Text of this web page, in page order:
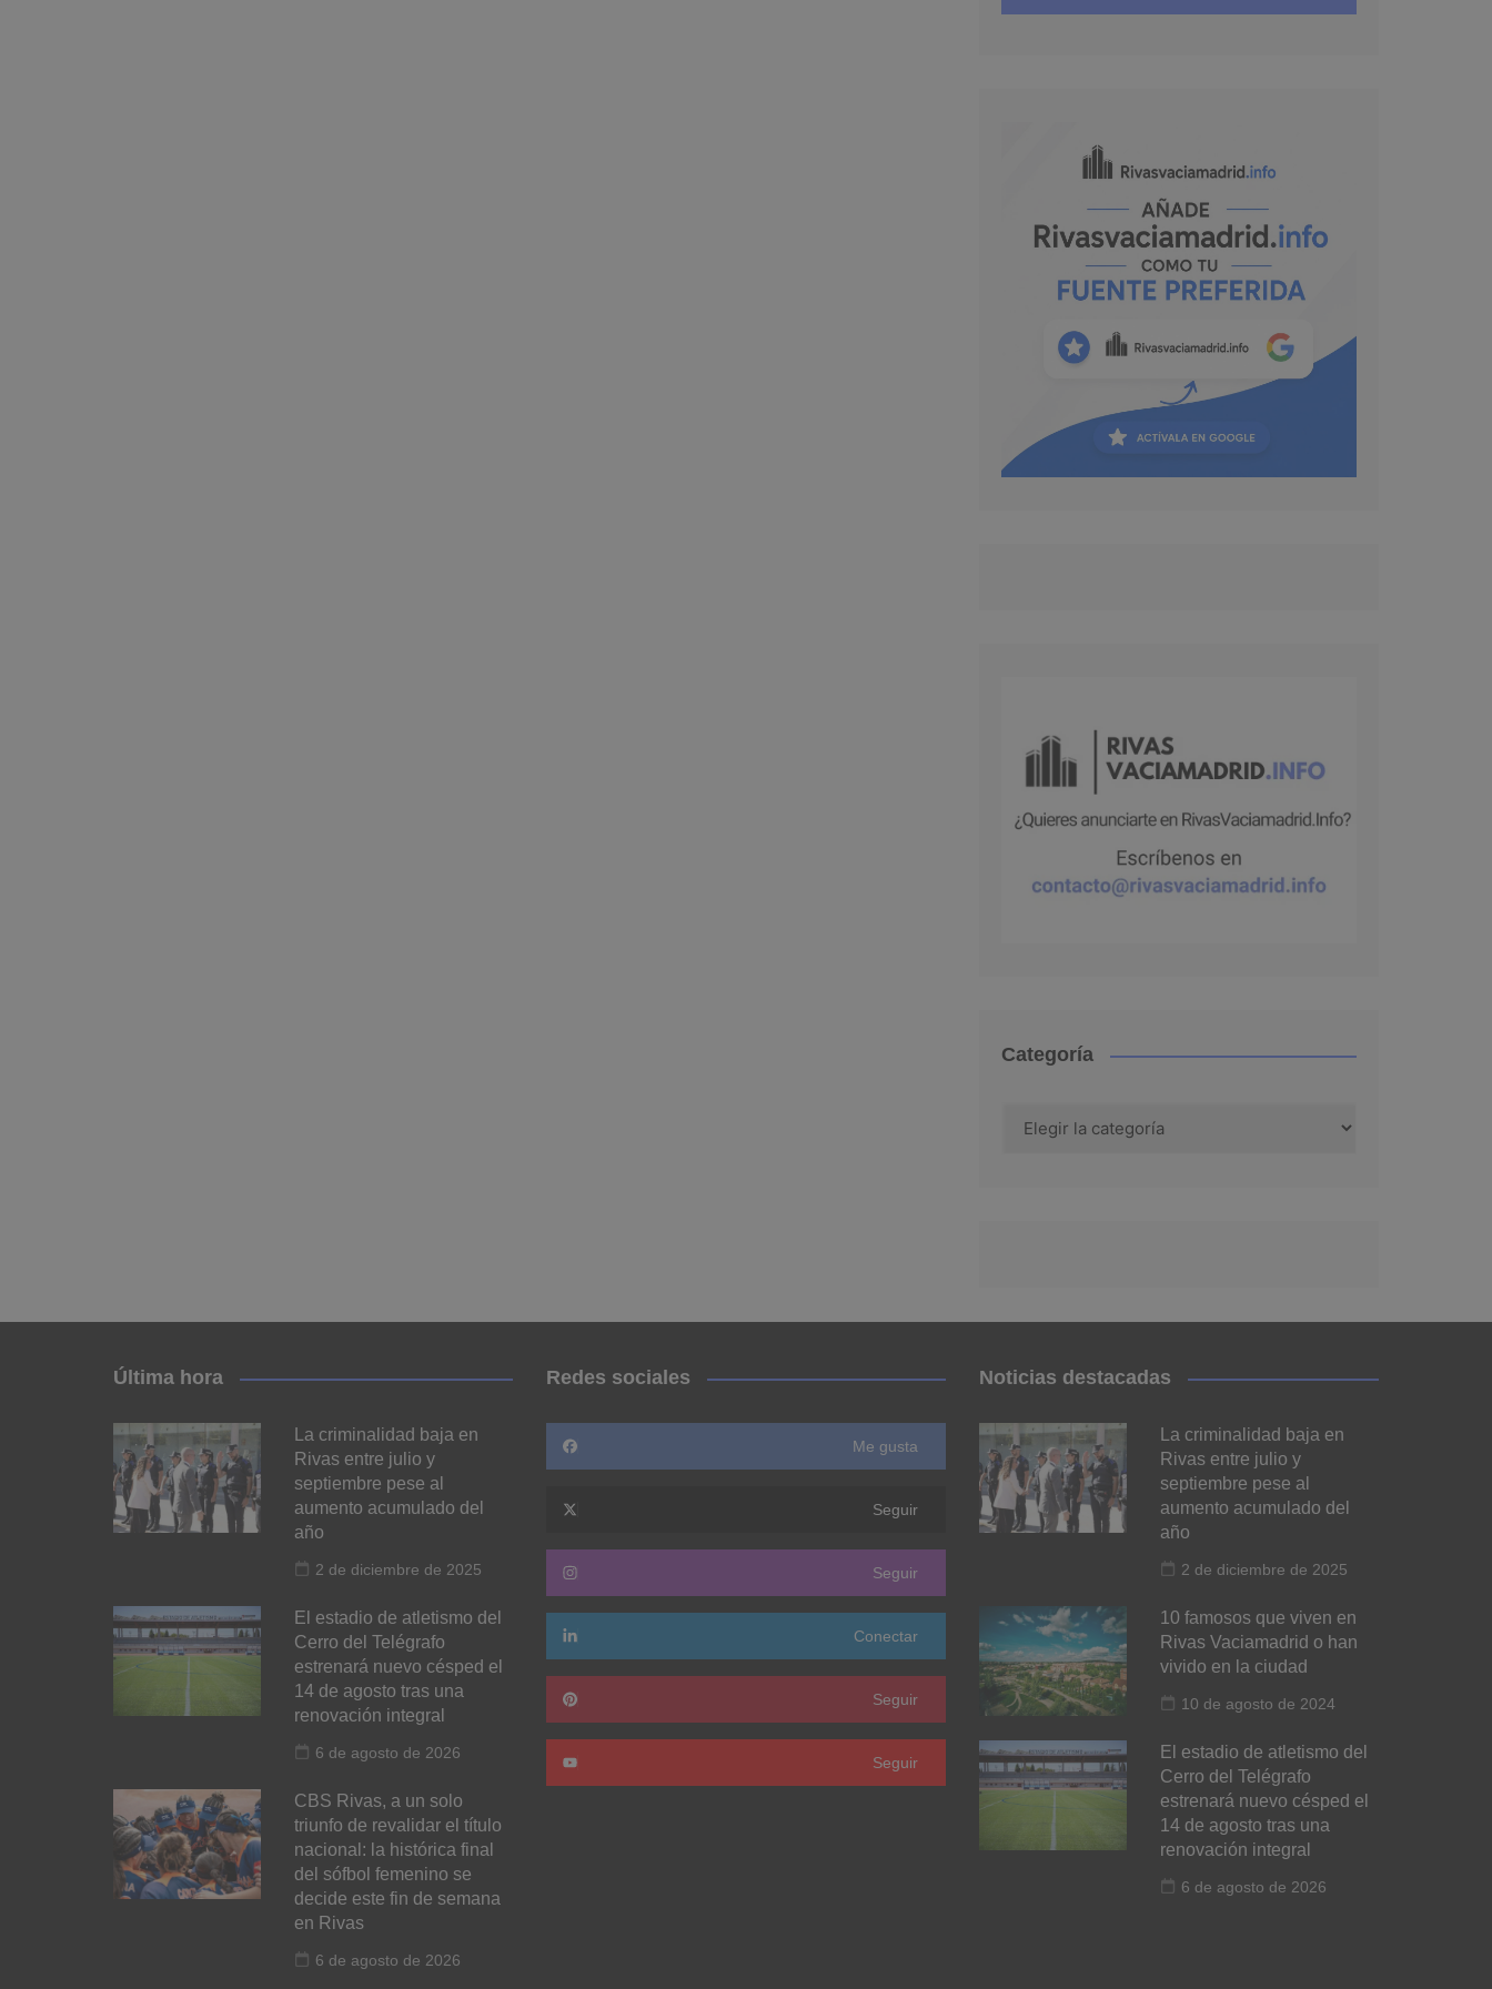
Categoría
Última hora
La criminalidad baja en
Rivas entre julio y
septiembre pese al
aumento acumulado del
año
2 de diciembre de 2025
El estadio de atletismo del
Cerro del Telégrafo
estrenará nuevo césped el
14 de agosto tras una
renovación integral
6 de agosto de 2026
CBS Rivas, a un solo
triunfo de revalidar el título
nacional: la histórica final
del sófbol femenino se
decide este fin de semana
en Rivas
6 de agosto de 2026
Redes sociales
Me gusta
Seguir
Seguir
Conectar
Seguir
Seguir
Noticias destacadas
La criminalidad baja en
Rivas entre julio y
septiembre pese al
aumento acumulado del
año
2 de diciembre de 2025
10 famosos que viven en
Rivas Vaciamadrid o han
vivido en la ciudad
10 de agosto de 2024
El estadio de atletismo del
Cerro del Telégrafo
estrenará nuevo césped el
14 de agosto tras una
renovación integral
6 de agosto de 2026